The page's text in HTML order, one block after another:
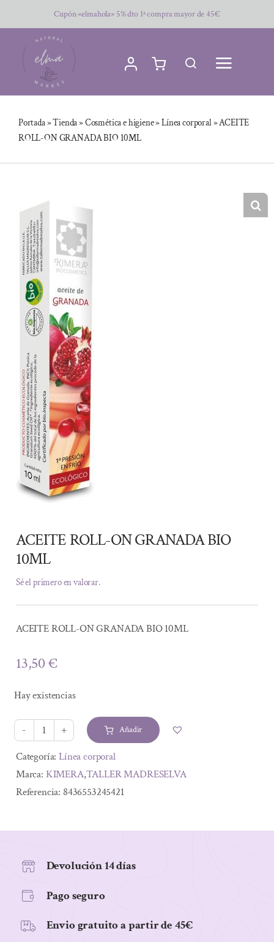
al
contenido
Cupón «elmahola» 5% dto 1ª compra mayor de 45€
Portada»Tienda»Cosmética e higiene»Línea corporal»ACEITE
ROLL-ON GRANADA BIO 10ML
ACEITE ROLL-ON GRANADA BIO
10ML
Sé el primero en valorar.
ACEITE ROLL-ON GRANADA BIO 10ML
13,50€
Hay existencias
ACEITE
ROLL-
ON
GRANADA
Añadir
Alternative:
Categoría:Línea corporal
Marca: KIMERA,TALLER MADRESELVA
Referencia: 8436553245421
Devolución 14 días
Pago seguro
Envio gratuito a partir de 45€